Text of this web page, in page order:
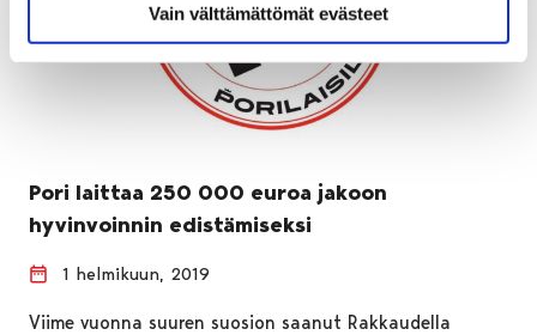
Vain välttämättömät evästeet
Pori laittaa 250 000 euroa jakoon
hyvinvoinnin edistämiseksi
1 helmikuun, 2019
Viime vuonna suuren suosion saanut Rakkaudella